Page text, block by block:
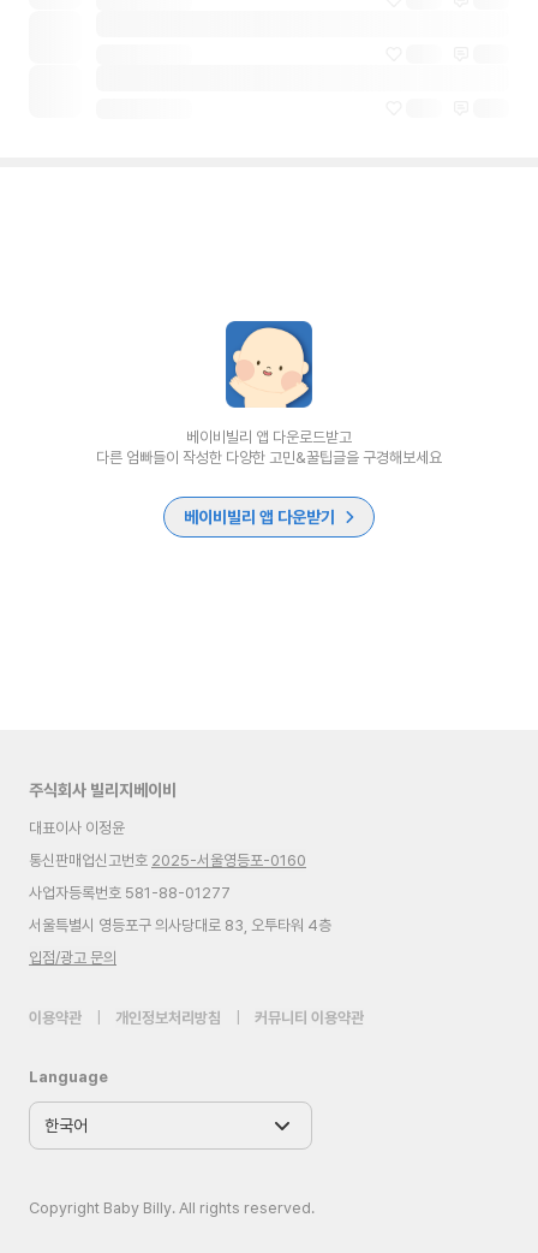
베이비빌리 앱 다운로드받고
다른 엄빠들이 작성한 다양한 고민&꿀팁글을 구경해보세요
베이비빌리 앱 다운받기
주식회사 빌리지베이비
대표이사 이정윤
통신판매업신고번호 2025-서울영등포-0160
사업자등록번호 581-88-01277
서울특별시 영등포구 의사당대로 83, 오투타워 4층
입점/광고 문의
이용약관 개인정보처리방침 커뮤니티 이용약관
Language
Copyright Baby Billy. All rights reserved.